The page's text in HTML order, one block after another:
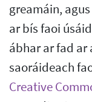
greamáin,
ar bís faoi
ábhar ar fad ar
saoráideach
Creative